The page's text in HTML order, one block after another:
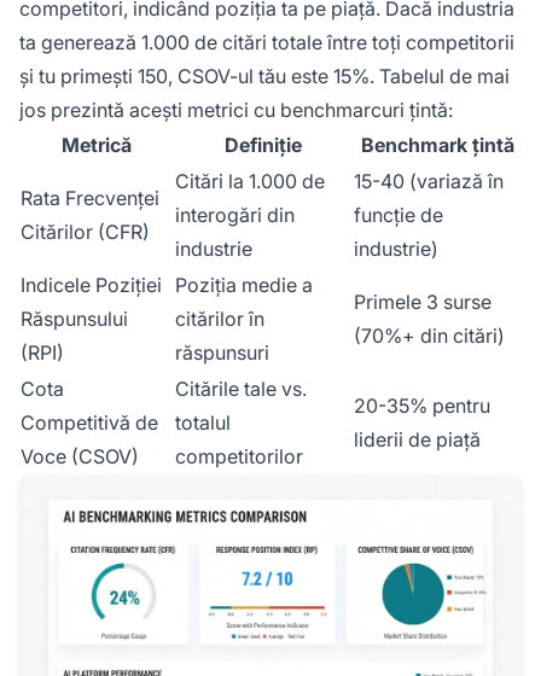
competitori, indicând poziția ta pe piață. Dacă industria
ta generează 1.000 de citări totale între toți competitorii
și tu primești 150, CSOV-ul tău este 15%. Tabelul de mai
jos prezintă acești metrici cu benchmarcuri țintă:
Metrică
Definiție Benchmark țintă
Rata Frecvenței
Citărilor (CFR)
Citări la 1.000 de
interogări din
industrie
15-40 (variază în
funcție de
industrie)
Indicele Poziției
Răspunsului
(RPI)
Poziția medie a
citărilor în
răspunsuri
Primele 3 surse
(70%+ din citări)
Cota
Competitivă de
Voce (CSOV)
Citările tale vs.
totalul
competitorilor
20-35% pentru
liderii de piață